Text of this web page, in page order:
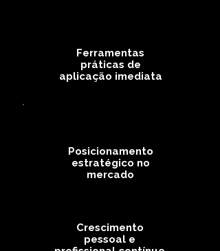
Ferramentas
práticas de
aplicação imediata
Posicionamento
estratégico no
mercado
Crescimento
pessoal e